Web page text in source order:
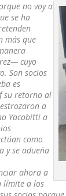
no voy a
se ha
más que
cuyo
Son socios
es
su retorno al
a
Yacobitti a
como
y se adueña
ahora a
límite a los